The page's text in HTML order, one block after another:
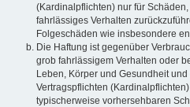
(Kardinalpflichten) nur für
fahrlässiges Verhalten
Folgeschäden wie insbesondere
Die Haftung ist gegenüber
grob fahrlässigem Verhalten oder
Leben, Körper und Gesundheit
Vertragspflichten
typischerweise vorhersehbaren